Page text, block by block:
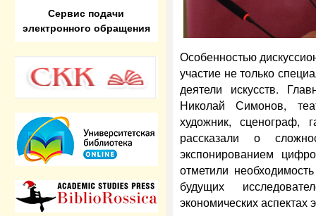
Сервис подачи
электронного обращения
Особенностью
участие не только
деятели искусств.
Николай Симонов,
художник, сценограф,
рассказали о
экспонированием
отметили
будущих
экономических аспектах